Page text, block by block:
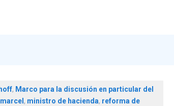
, Marco para la discusión en particular del
, ministro de hacienda, reforma de